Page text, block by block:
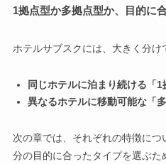
1拠点型か多拠点型か、目的に
ホテルサブスクには、大きく分け
同じホテルに泊まり続ける「1
異なるホテルに移動可能な「多
次の章では、それぞれの特徴に
分の目的に合ったタイプを選ぶ